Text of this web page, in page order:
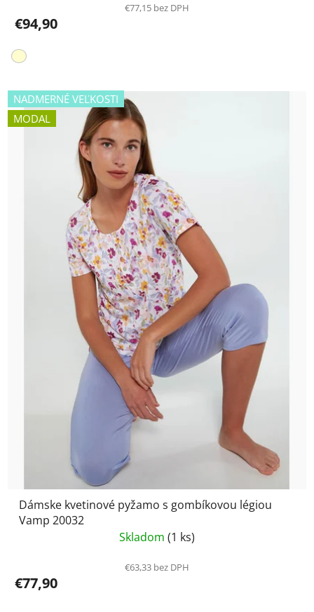
€77,15 bez DPH
€94,90
NADMERNÉ VEĽKOSTI
MODAL
Dámske kvetinové pyžamo s gombíkovou légiou
Vamp 20032
Skladom (1 ks)
€63,33 bez DPH
€77,90